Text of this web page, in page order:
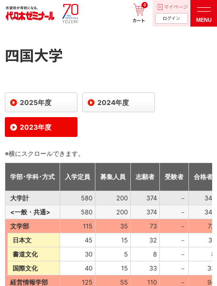
カート
0 マイページ
ログイン MENU
四国大学
2025年度 2024年度
2023年度
※横にスクロールできます。
学部･学科･方式 入学定員 募集人員 志願者 受験者 合格者
大学計 580 200 374 －
341
<一般・共通>
580 200 374 －
341
文学部
115 35 73 －
72
日本文
45 15 32 －
31
書道文化
30 5 8 －
8
国際文化
40 15 33 －
33
経営情報学部
125 55 110 －
94